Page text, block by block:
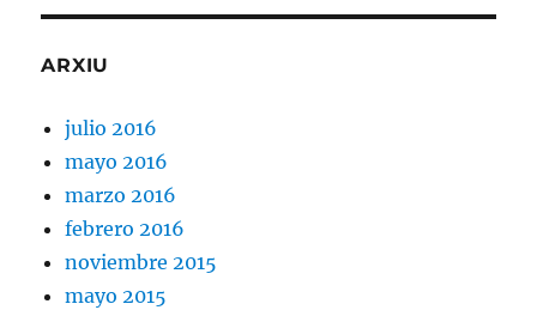
ARXIU
julio 2016
mayo 2016
marzo 2016
febrero 2016
noviembre 2015
mayo 2015